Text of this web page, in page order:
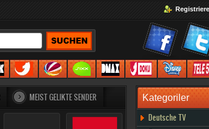
8 9 10 11 HDTVDE 12 13
MEIST GELIKTE SENDER
Kategoriler
Deutsche TV